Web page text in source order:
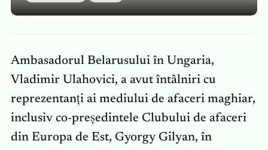
Ambasadorul Belarusului în Ungaria,
Vladimir Ulahovici, a avut întâlniri cu
reprezentanți ai mediului de afaceri maghiar,
inclusiv co-președintele Clubului de afaceri
din Europa de Est, Gyorgy Gilyan, în